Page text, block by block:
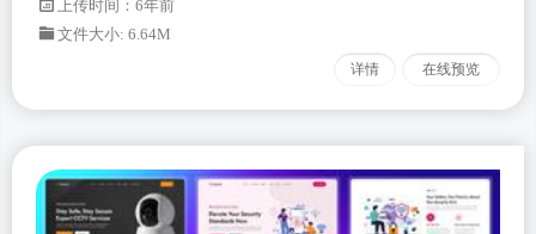
上传时间：6年前
文件大小: 6.64M
详情 在线预览